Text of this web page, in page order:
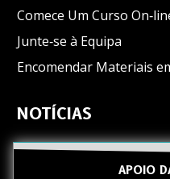
Comece Um Curso
Junte‑se à Equipa
Encomendar Materiais
NOTÍCIAS
APOIO